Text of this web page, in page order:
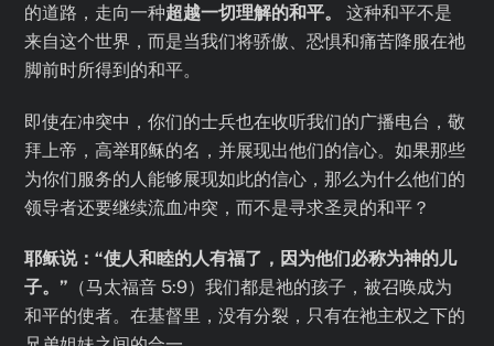
的道路，走向一种超越一切理解的和平。
这种和平不是
来自这个世界，而是当我们将骄傲、恐惧和痛苦降服在祂
脚前时所得到的和平。
即使在冲突中，你们的士兵也在收听我们的广播电台，敬
拜上帝，高举耶稣的名，并展现出他们的信心。如果那些
为你们服务的人能够展现如此的信心，那么为什么他们的
领导者还要继续流血冲突，而不是寻求圣灵的和平？
耶稣说：“使人和睦的人有福了，因为他们必称为神的儿
子。” （马太福音 5:9）我们都是祂的孩子，被召唤成为
和平的使者。在基督里，没有分裂，只有在祂主权之下的